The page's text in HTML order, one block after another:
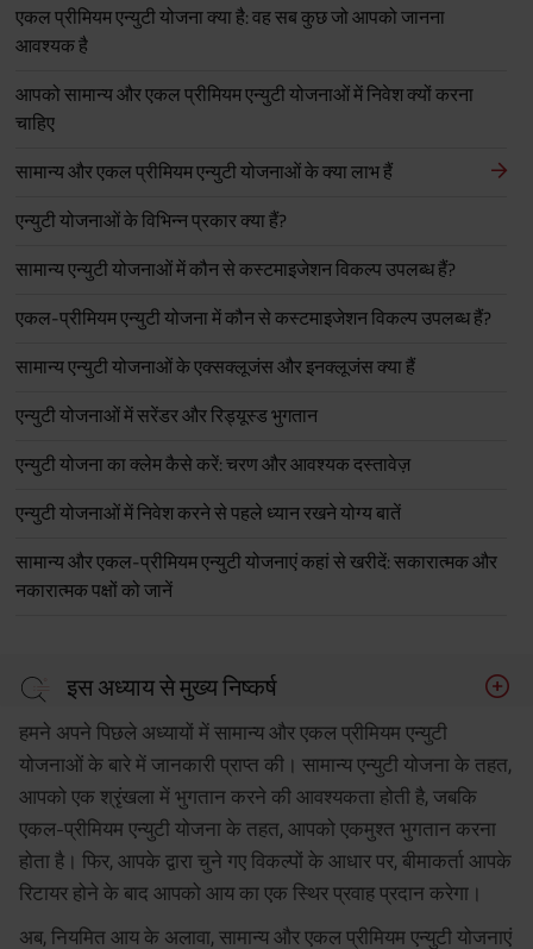
एकल प्रीमियम एन्युटी योजना क्या है: वह सब कुछ जो आपको जानना
आवश्यक है
आपको सामान्य और एकल प्रीमियम एन्युटी योजनाओं में निवेश क्यों करना
चाहिए
सामान्य और एकल प्रीमियम एन्युटी योजनाओं के क्या लाभ हैं
एन्युटी योजनाओं के विभिन्न प्रकार क्या हैं?
सामान्य एन्युटी योजनाओं में कौन से कस्टमाइजेशन विकल्प उपलब्ध हैं?
एकल-प्रीमियम एन्युटी योजना में कौन से कस्टमाइजेशन विकल्प उपलब्ध हैं?
सामान्य एन्युटी योजनाओं के एक्सक्लूजंस और इनक्लूजंस क्या हैं
एन्युटी योजनाओं में सरेंडर और रिड्यूस्ड भुगतान
एन्युटी योजना का क्लेम कैसे करें: चरण और आवश्यक दस्तावेज़
एन्युटी योजनाओं में निवेश करने से पहले ध्यान रखने योग्य बातें
सामान्य और एकल-प्रीमियम एन्युटी योजनाएं कहां से खरीदें: सकारात्मक और
नकारात्मक पक्षों को जानें
इस अध्याय से मुख्य निष्कर्ष
हमने अपने पिछले अध्यायों में सामान्य और एकल प्रीमियम एन्युटी
योजनाओं के बारे में जानकारी प्राप्त की। सामान्य एन्युटी योजना के तहत,
आपको एक श्रृंखला में भुगतान करने की आवश्यकता होती है, जबकि
एकल-प्रीमियम एन्युटी योजना के तहत, आपको एकमुश्त भुगतान करना
होता है। फिर, आपके द्वारा चुने गए विकल्पों के आधार पर, बीमाकर्ता आपके
रिटायर होने के बाद आपको आय का एक स्थिर प्रवाह प्रदान करेगा।
अब, नियमित आय के अलावा, सामान्य और एकल प्रीमियम एन्युटी योजनाएं